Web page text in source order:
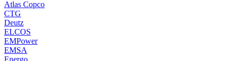
Atlas Copco
CTG
Deutz
ELCOS
EMPower
EMSA
Energo